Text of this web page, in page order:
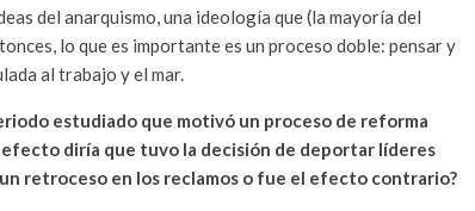
del anarquismo, una ideología que (la mayoría del
lo que es importante es un proceso doble: pensar y
al trabajo y el mar.
estudiado que motivó un proceso de reforma
efecto diría que tuvo la decisión de deportar líderes
retroceso en los reclamos o fue el efecto contrario?